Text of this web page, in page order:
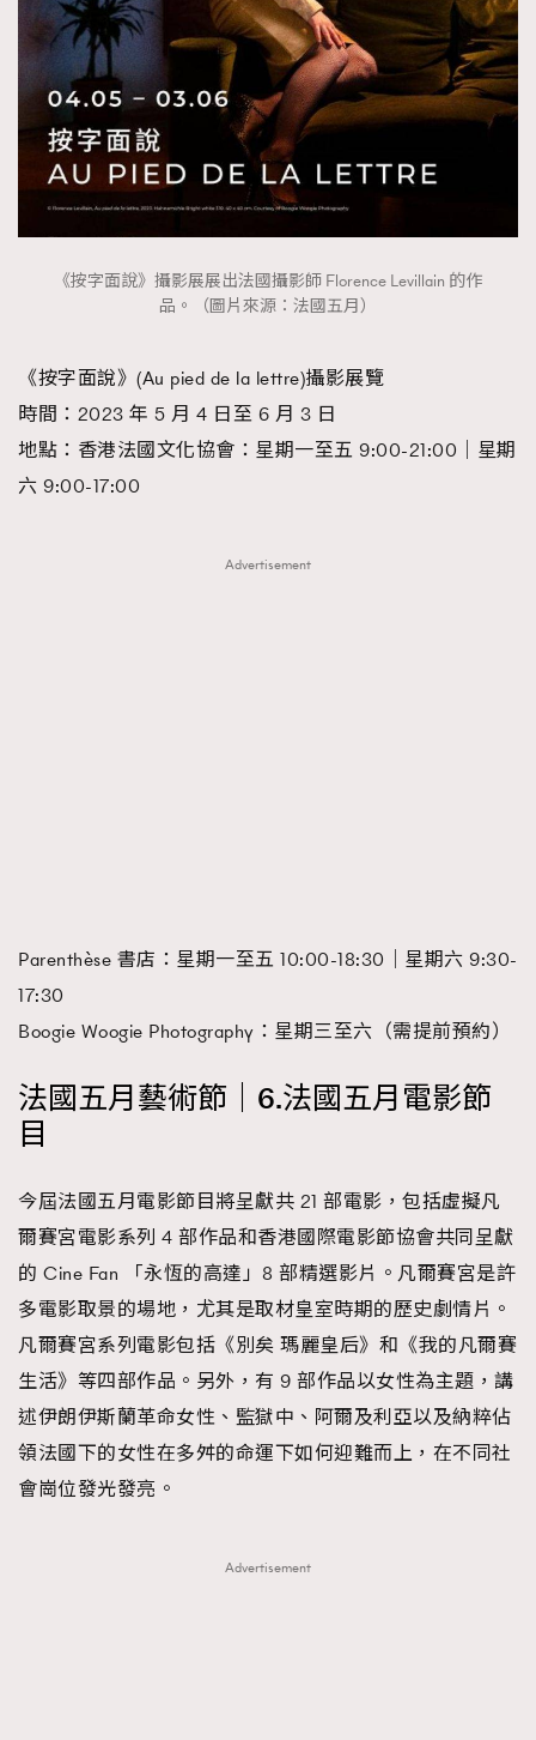
《按字面說》攝影展展出法國攝影師 Florence Levillain 的作
品。（圖片來源：法國五月）
《按字面說》(Au pied de la lettre)攝影展覽
時間：2023 年 5 月 4 日至 6 月 3 日
地點：香港法國文化協會：星期一至五 9:00-21:00｜星期
六 9:00-17:00
Advertisement
Parenthèse 書店：星期一至五 10:00-18:30｜星期六 9:30-
17:30
Boogie Woogie Photography：星期三至六（需提前預約）
法國五月藝術節｜6.法國五月電影節
目
今屆法國五月電影節目將呈獻共 21 部電影，包括虛擬凡
爾賽宮電影系列 4 部作品和香港國際電影節協會共同呈獻
的 Cine Fan 「永恆的高達」8 部精選影片。凡爾賽宮是許
多電影取景的場地，尤其是取材皇室時期的歷史劇情片。
凡爾賽宮系列電影包括《別矣 瑪麗皇后》和《我的凡爾賽
生活》等四部作品。另外，有 9 部作品以女性為主題，講
述伊朗伊斯蘭革命女性、監獄中、阿爾及利亞以及納粹佔
領法國下的女性在多舛的命運下如何迎難而上，在不同社
會崗位發光發亮。
Advertisement